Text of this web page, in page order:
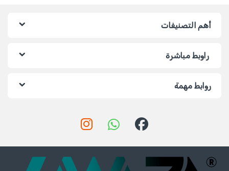
أهم التصنيفات
راوبط مباشرة
روابط مهمة